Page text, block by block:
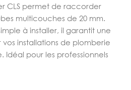
CLS permet de raccorder
multicouches de 20 mm.
à installer, il garantit une
installations de plomberie
Idéal pour les professionnels